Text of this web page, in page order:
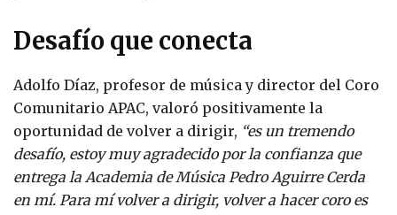
Desafío que conecta
Adolfo Díaz, profesor de música y director del Coro
Comunitario APAC, valoró positivamente la
oportunidad de volver a dirigir, “es un tremendo
desafío, estoy muy agradecido por la confianza que
entrega la Academia de Música Pedro Aguirre Cerda
en mí. Para mí volver a dirigir, volver a hacer coro es